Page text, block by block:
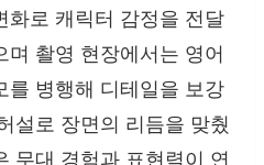
화로 캐릭터 감정을 전달
촬영 현장에서는 영어
를 병행해 디테일을 보강
설로 장면의 리듬을 맞췄
무대 경험과 표현력이 연